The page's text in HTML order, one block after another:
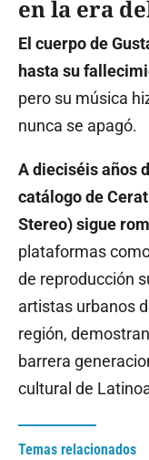
en la era
El cuerpo de
hasta su
pero su música
nunca se apagó.
A dieciséis años
catálogo de
Stereo) sigue
plataformas
de reproducción
artistas urbanos
región,
barrera
cultural de
Temas relacionados